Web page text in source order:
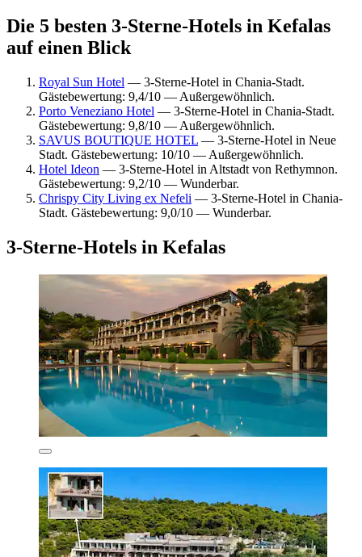
Die 5 besten 3-Sterne-Hotels in Kefalas
auf einen Blick
Royal Sun Hotel — 3-Sterne-Hotel in Chania-Stadt.
Gästebewertung: 9,4/10 — Außergewöhnlich.
Porto Veneziano Hotel — 3-Sterne-Hotel in Chania-Stadt.
Gästebewertung: 9,8/10 — Außergewöhnlich.
SAVUS BOUTIQUE HOTEL — 3-Sterne-Hotel in Neue
Stadt. Gästebewertung: 10/10 — Außergewöhnlich.
Hotel Ideon — 3-Sterne-Hotel in Altstadt von Rethymnon.
Gästebewertung: 9,2/10 — Wunderbar.
Chrispy City Living ex Nefeli — 3-Sterne-Hotel in Chania-
Stadt. Gästebewertung: 9,0/10 — Wunderbar.
3-Sterne-Hotels in Kefalas